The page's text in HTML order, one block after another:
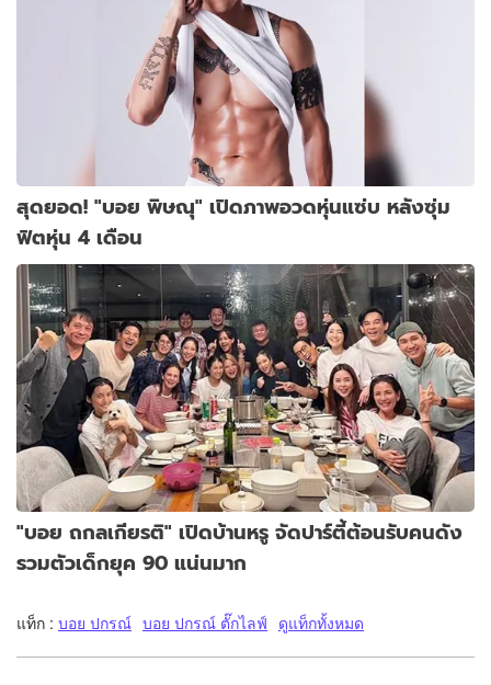
สุดยอด! "บอย พิษณุ" เปิดภาพอวดหุ่นแซ่บ หลังซุ่ม
ฟิตหุ่น 4 เดือน
"บอย ถกลเกียรติ" เปิดบ้านหรู จัดปาร์ตี้ต้อนรับคนดัง
รวมตัวเด็กยุค 90 แน่นมาก
แท็ก : บอย ปกรณ์ บอย ปกรณ์ ตั๊กไลฟ์ ดูแท็กทั้งหมด